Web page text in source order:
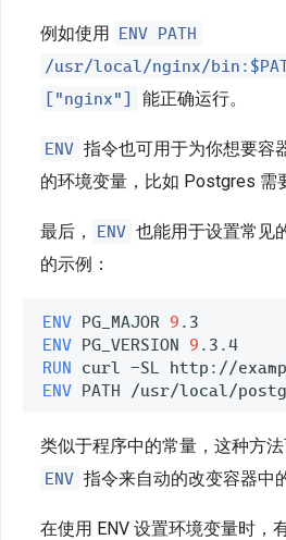
例如使用 ENV PATH
/usr/local/nginx/
["nginx"]
能正确运行。
ENV 指令也可用于为你想要容
的环境变量，比如 Postgres 需
最后， ENV 也能用于设置常见
的示例：
ENV PG_MAJOR 9
ENV PG_VERSION 9
.3.4
RUN curl -SL http://
ENV PATH /usr/local/
类似于程序中的常量，这种方
ENV 指令来自动的改变容器中
在使用 ENV 设置环境变量时，